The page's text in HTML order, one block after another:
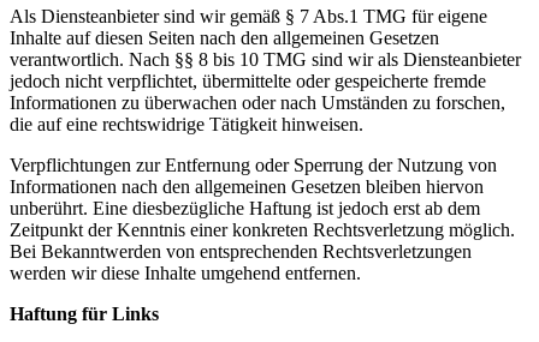
Als Diensteanbieter sind wir gemäß § 7 Abs.1 TMG für eigene
Inhalte auf diesen Seiten nach den allgemeinen Gesetzen
verantwortlich. Nach §§ 8 bis 10 TMG sind wir als Diensteanbieter
jedoch nicht verpflichtet, übermittelte oder gespeicherte fremde
Informationen zu überwachen oder nach Umständen zu forschen,
die auf eine rechtswidrige Tätigkeit hinweisen.
Verpflichtungen zur Entfernung oder Sperrung der Nutzung von
Informationen nach den allgemeinen Gesetzen bleiben hiervon
unberührt. Eine diesbezügliche Haftung ist jedoch erst ab dem
Zeitpunkt der Kenntnis einer konkreten Rechtsverletzung möglich.
Bei Bekanntwerden von entsprechenden Rechtsverletzungen
werden wir diese Inhalte umgehend entfernen.
Haftung für Links